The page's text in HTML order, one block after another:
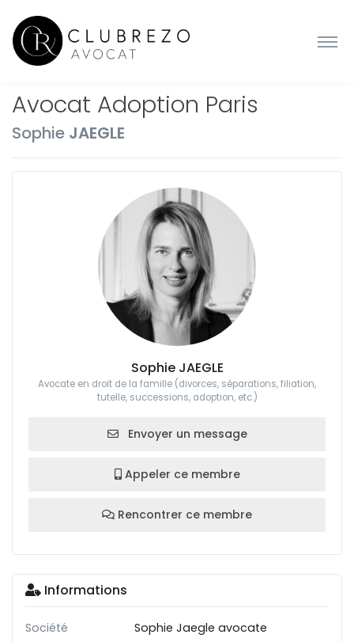
Avocat Adoption Paris
Sophie JAEGLE
Sophie JAEGLE
Avocate en droit de la famille (divorces, séparations, filiation,
tutelle, successions, adoption, etc.)
Envoyer un message
Appeler ce membre
Rencontrer ce membre
Informations
Société
Sophie Jaegle avocate